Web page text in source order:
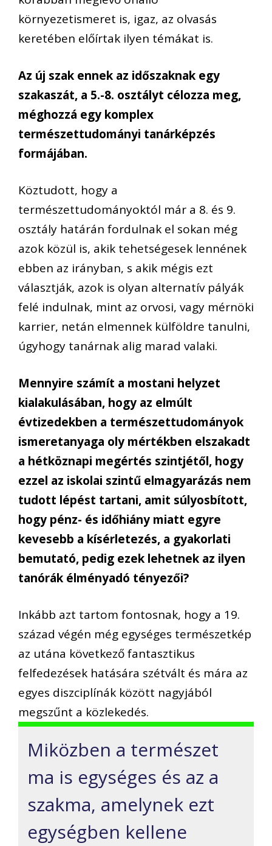
környezetismeret is, igaz, az olvasás
keretében előírtak ilyen témákat is.
Az új szak ennek az időszaknak egy
szakaszát, a 5.-8. osztályt célozza meg,
méghozzá egy komplex
természettudományi tanárképzés
formájában.
Köztudott, hogy a
természettudományoktól már a 8. és 9.
osztály határán fordulnak el sokan még
azok közül is, akik tehetségesek lennének
ebben az irányban, s akik mégis ezt
választják, azok is olyan alternatív pályák
felé indulnak, mint az orvosi, vagy mérnöki
karrier, netán elmennek külföldre tanulni,
úgyhogy tanárnak alig marad valaki.
Mennyire számít a mostani helyzet
kialakulásában, hogy az elmúlt
évtizedekben a természettudományok
ismeretanyaga oly mértékben elszakadt
a hétköznapi megértés szintjétől, hogy
ezzel az iskolai szintű elmagyarázás nem
tudott lépést tartani, amit súlyosbított,
hogy pénz- és időhiány miatt egyre
kevesebb a kísérletezés, a gyakorlati
bemutató, pedig ezek lehetnek az ilyen
tanórák élményadó tényezői?
Inkább azt tartom fontosnak, hogy a 19.
század végén még egységes természetkép
az utána következő fantasztikus
felfedezések hatására szétvált és mára az
egyes diszciplínák között nagyjából
megszűnt a közlekedés.
Miközben a természet
ma is egységes és az a
szakma, amelynek ezt
egységben kellene